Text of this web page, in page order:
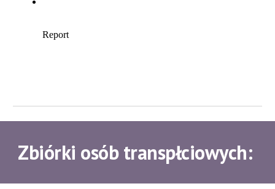
Zbiórki osób transpłciowych: